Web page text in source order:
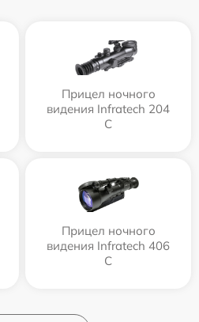
Прицел ночного
видения Infratech 204
С
Прицел ночного
видения Infratech 406
С